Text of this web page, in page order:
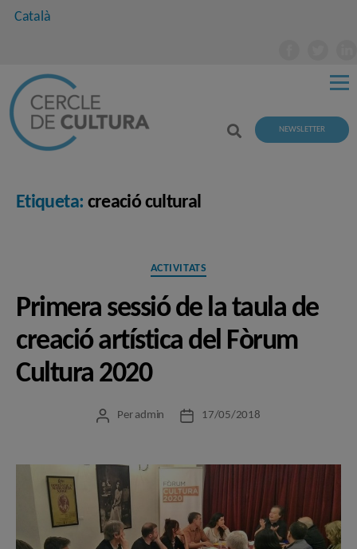
Català
NEWSLETTER
Etiqueta: creació cultural
Categories
ACTIVITATS
Primera sessió de la taula de
creació artística del Fòrum
Cultura 2020
Autor
Per admin
Data17/05/2018